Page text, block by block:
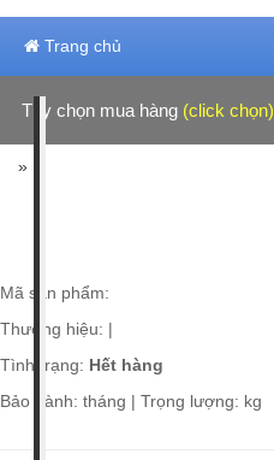
Trang chủ
Tùy chọn mua hàng (click chọn)
»
Mã sản phẩm:
Thương hiệu: |
Tình trạng: Hết hàng
Bảo hành: tháng | Trọng lượng: kg